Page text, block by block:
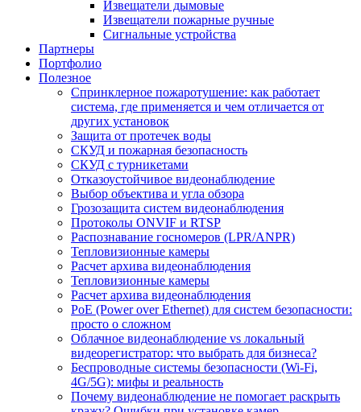
Извещатели дымовые
Извещатели пожарные ручные
Сигнальные устройства
Партнеры
Портфолио
Полезное
Спринклерное пожаротушение: как работает
система, где применяется и чем отличается от
других установок
Защита от протечек воды
СКУД и пожарная безопасность
СКУД с турникетами
Отказоустойчивое видеонаблюдение
Выбор объектива и угла обзора
Грозозащита систем видеонаблюдения
Протоколы ONVIF и RTSP
Распознавание госномеров (LPR/ANPR)
Тепловизионные камеры
Расчет архива видеонаблюдения
Тепловизионные камеры
Расчет архива видеонаблюдения
PoE (Power over Ethernet) для систем безопасности:
просто о сложном
Облачное видеонаблюдение vs локальный
видеорегистратор: что выбрать для бизнеса?
Беспроводные системы безопасности (Wi-Fi,
4G/5G): мифы и реальность
Почему видеонаблюдение не помогает раскрыть